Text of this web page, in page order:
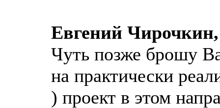
Евгений Чирочкин,
Чуть позже брошу
на практически
) проект в этом